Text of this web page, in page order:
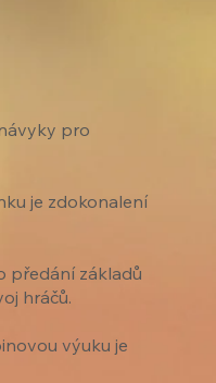
pro
je zdokonalení
předání základů
hráčů.
výuku je